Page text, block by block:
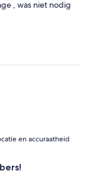
, was niet nodig
en accuraatheid